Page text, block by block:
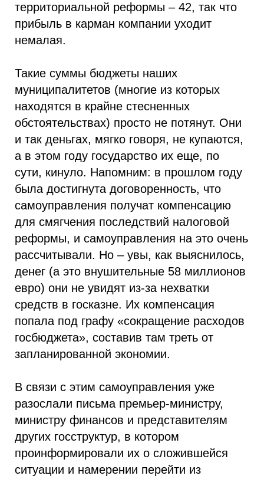
территориальной реформы – 42, так что
прибыль в карман компании уходит
немалая.
Такие суммы бюджеты наших
муниципалитетов (многие из которых
находятся в крайне стесненных
обстоятельствах) просто не потянут. Они
и так деньгах, мягко говоря, не купаются,
а в этом году государство их еще, по
сути, кинуло. Напомним: в прошлом году
была достигнута договоренность, что
самоуправления получат компенсацию
для смягчения последствий налоговой
реформы, и самоуправления на это очень
рассчитывали. Но – увы, как выяснилось,
денег (а это внушительные 58 миллионов
евро) они не увидят из-за нехватки
средств в госказне. Их компенсация
попала под графу «сокращение расходов
госбюджета», составив там треть от
запланированной экономии.
В связи с этим самоуправления уже
разослали письма премьер-министру,
министру финансов и представителям
других госструктур, в котором
проинформировали их о сложившейся
ситуации и намерении перейти из